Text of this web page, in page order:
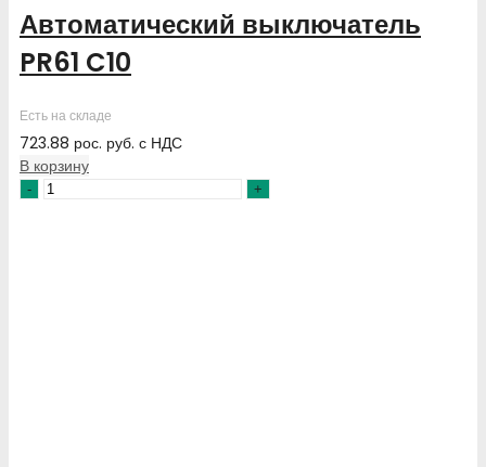
Автоматический выключатель
PR61 C10
Есть на складе
723.88 рос. руб. с НДС
В корзину